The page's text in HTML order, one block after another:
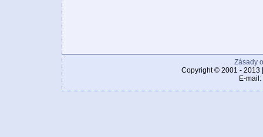
Zásady
Copyright © 2001 - 2013
E-mail: